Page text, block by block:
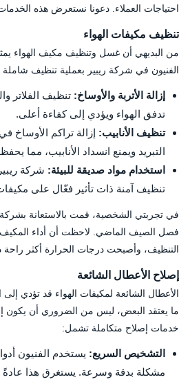
احتياجات العملاء. دعونا نستعرض هذه
تنظيف مكيفات الهواء
من البديهي أن غسل وتنظيف مكيف الهواء
الفنيون في شركة ريبير بعملية تنظيف
إزالة الأتربة والأوساخ: تنظيف الفلاتر
تدفق الهواء ويؤدي إلى كفاءة أعلى.
تنظيف الأنابيب: إزالة تراكم الأوساخ
التبريد ويمنع انسداد الأنابيب، مما
استخدام مواد صديقة للبيئة: شركة
تنظيف آمنة ذات تأثير فعّال على
في تجربتي الشخصية، قمت بالاستعانة
فصل الصيف الماضي. لاحظت أن أداء
التنظيف، وأصبحت درجات الحرارة أكثر راحة
إصلاح الأعطال الشائعة
الأعطال الشائعة لمكيفات الهواء قد تؤدي
ما يعتقد البعض، ليس من الضروري أن يكون
خدمات إصلاح متكاملة تشمل:
التشخيص السريع: يستخدم الفنيون
مشكلة بدقة وسرعة. يستغرق هذا عادةً